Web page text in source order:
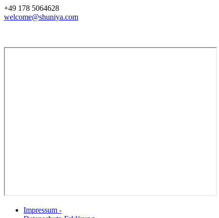
+49 178 5064628
welcome@shuniya.com
Impressum -